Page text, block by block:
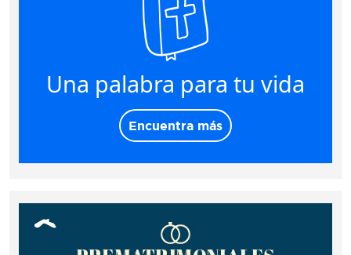
Una palabra para tu vida
Encuentra más